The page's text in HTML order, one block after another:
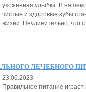
ухоженная улыбка. В нашем
чистые и здоровые зубы
жизни. Неудивительно, что
ЛЕЧЕБНОГО
23.06.2023
Правильное питание